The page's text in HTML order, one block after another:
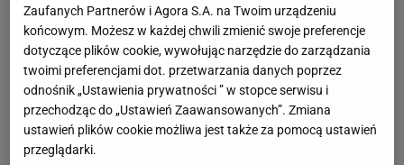
Zaufanych Partnerów i Agora S.A. na Twoim urządzeniu
końcowym. Możesz w każdej chwili zmienić swoje preferencje
dotyczące plików cookie, wywołując narzędzie do zarządzania
twoimi preferencjami dot. przetwarzania danych poprzez
odnośnik „Ustawienia prywatności ” w stopce serwisu i
przechodząc do „Ustawień Zaawansowanych”. Zmiana
ustawień plików cookie możliwa jest także za pomocą ustawień
przeglądarki.